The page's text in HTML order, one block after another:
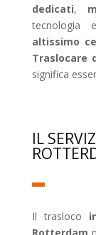
dedicati,
tecnologia
altissimo
Traslocare
significa
IL
Il trasloco